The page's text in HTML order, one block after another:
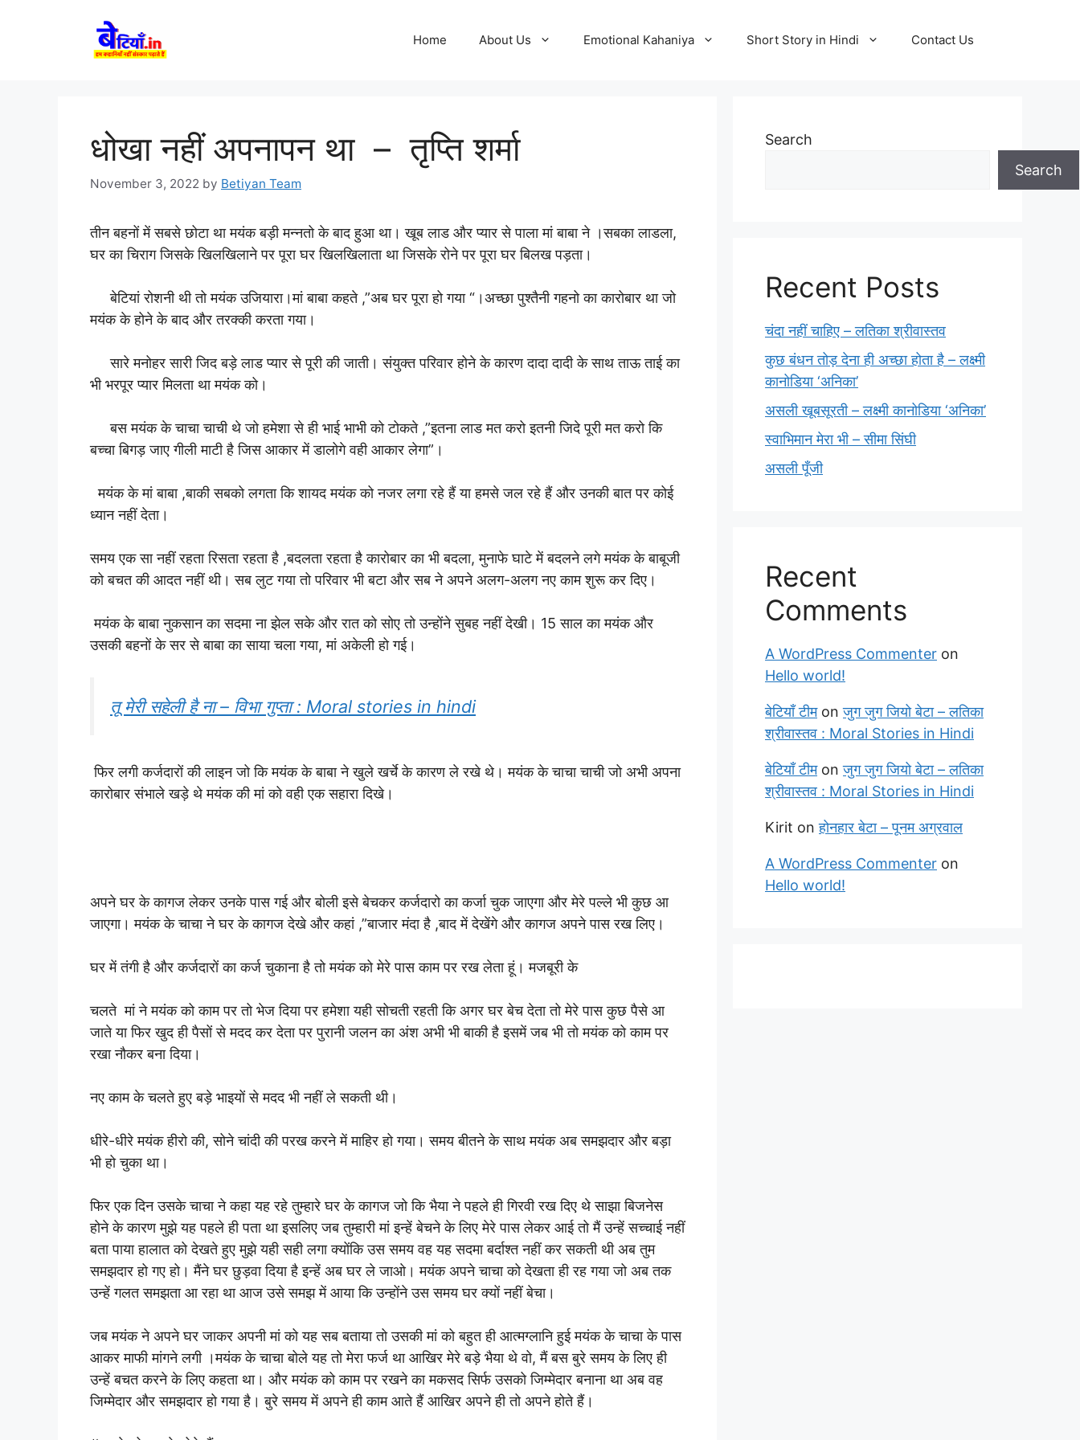
Home About Us Emotional Kahaniya Short Story in Hindi Contact Us
धोखा नहीं अपनापन था – तृप्ति शर्मा
November 3, 2022 by Betiyan Team
तीन बहनों में सबसे छोटा था मयंक बड़ी मन्नतो के बाद हुआ था। खूब लाड और प्यार से पाला मां बाबा ने ।सबका लाडला,
घर का चिराग जिसके खिलखिलाने पर पूरा घर खिलखिलाता था जिसके रोने पर पूरा घर बिलख पड़ता।
बेटियां रोशनी थी तो मयंक उजियारा।मां बाबा कहते ,”अब घर पूरा हो गया “।अच्छा पुश्तैनी गहनो का कारोबार था जो
मयंक के होने के बाद और तरक्की करता गया।
सारे मनोहर सारी जिद बड़े लाड प्यार से पूरी की जाती। संयुक्त परिवार होने के कारण दादा दादी के साथ ताऊ ताई का
भी भरपूर प्यार मिलता था मयंक को।
बस मयंक के चाचा चाची थे जो हमेशा से ही भाई भाभी को टोकते ,”इतना लाड मत करो इतनी जिदे पूरी मत करो कि
बच्चा बिगड़ जाए गीली माटी है जिस आकार में डालोगे वही आकार लेगा”।
मयंक के मां बाबा ,बाकी सबको लगता कि शायद मयंक को नजर लगा रहे हैं या हमसे जल रहे हैं और उनकी बात पर कोई
ध्यान नहीं देता।
समय एक सा नहीं रहता रिसता रहता है ,बदलता रहता है कारोबार का भी बदला, मुनाफे घाटे में बदलने लगे मयंक के बाबूजी
को बचत की आदत नहीं थी। सब लुट गया तो परिवार भी बटा और सब ने अपने अलग-अलग नए काम शुरू कर दिए।
मयंक के बाबा नुकसान का सदमा ना झेल सके और रात को सोए तो उन्होंने सुबह नहीं देखी। 15 साल का मयंक और
उसकी बहनों के सर से बाबा का साया चला गया, मां अकेली हो गई।
तू मेरी सहेली है ना – विभा गुप्ता : Moral stories in hindi
फिर लगी कर्जदारों की लाइन जो कि मयंक के बाबा ने खुले खर्चे के कारण ले रखे थे। मयंक के चाचा चाची जो अभी अपना
कारोबार संभाले खड़े थे मयंक की मां को वही एक सहारा दिखे।
अपने घर के कागज लेकर उनके पास गई और बोली इसे बेचकर कर्जदारो का कर्जा चुक जाएगा और मेरे पल्ले भी कुछ आ
जाएगा। मयंक के चाचा ने घर के कागज देखे और कहां ,”बाजार मंदा है ,बाद में देखेंगे और कागज अपने पास रख लिए।
घर में तंगी है और कर्जदारों का कर्ज चुकाना है तो मयंक को मेरे पास काम पर रख लेता हूं। मजबूरी के
चलते ‌ मां ने मयंक को काम पर तो भेज दिया पर हमेशा यही सोचती रहती कि अगर घर बेच देता तो मेरे पास कुछ पैसे आ
जाते या फिर खुद ही पैसों से मदद कर देता पर पुरानी जलन का अंश अभी भी बाकी है इसमें जब भी तो मयंक को काम पर
रखा नौकर बना दिया।
नए काम के चलते हुए बड़े भाइयों से मदद भी नहीं ले सकती थी।
धीरे-धीरे मयंक हीरो की, सोने चांदी की परख करने में माहिर हो गया। समय बीतने के साथ मयंक अब समझदार और बड़ा
भी हो चुका था।
फिर एक दिन उसके चाचा ने कहा यह रहे तुम्हारे घर के कागज जो कि भैया ने पहले ही गिरवी रख दिए थे साझा बिजनेस
होने के कारण मुझे यह पहले ही पता था इसलिए जब तुम्हारी मां इन्हें बेचने के लिए मेरे पास लेकर आई तो मैं उन्हें सच्चाई नहीं
बता पाया हालात को देखते हुए मुझे यही सही लगा क्योंकि उस समय वह यह सदमा बर्दाश्त नहीं कर सकती थी अब तुम
समझदार हो गए हो। मैंने घर छुड़वा दिया है इन्हें अब घर ले जाओ। मयंक अपने चाचा को देखता ही रह गया जो अब तक
उन्हें गलत समझता आ रहा था आज उसे समझ में आया कि उन्होंने उस समय घर क्यों नहीं बेचा।
जब मयंक ने अपने घर जाकर अपनी मां को यह सब बताया तो उसकी मां को बहुत ही आत्मग्लानि हुई मयंक के चाचा के पास
आकर माफी मांगने लगी ।मयंक के चाचा बोले यह तो मेरा फर्ज था आखिर मेरे बड़े भैया थे वो, मैं बस बुरे समय के लिए ही
उन्हें बचत करने के लिए कहता था। और मयंक को काम पर रखने का मकसद सिर्फ उसको जिम्मेदार बनाना था अब वह
जिम्मेदार और समझदार हो गया है। बुरे समय में अपने ही काम आते हैं आखिर अपने ही तो अपने होते हैं।
Search
Search
Recent Posts
चंदा नहीं चाहिए – लतिका श्रीवास्तव
कुछ बंधन तोड़ देना ही अच्छा होता है – लक्ष्मी
कानोडिया ‘अनिका’
असली खूबसूरती – लक्ष्मी कानोडिया ‘अनिका’
स्वाभिमान मेरा भी – सीमा सिंघी
असली पूँजी
Recent
Comments
A WordPress Commenter on
Hello world!
बेटियाँ टीमonजुग जुग जियो बेटा – लतिका
श्रीवास्तव : Moral Stories in Hindi
बेटियाँ टीमonजुग जुग जियो बेटा – लतिका
श्रीवास्तव : Moral Stories in Hindi
Kirit onहोनहार बेटा – पूनम अग्रवाल
A WordPress Commenter on
Hello world!